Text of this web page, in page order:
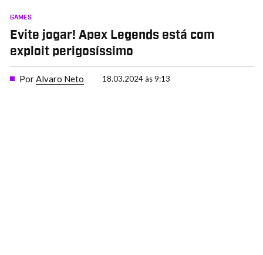
GAMES
Evite jogar! Apex Legends está com
exploit perigosíssimo
PorAlvaro Neto 18.03.2024 às 9:13